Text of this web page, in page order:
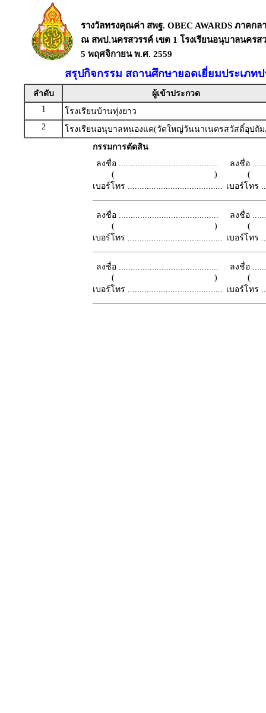
รางวัลทรงคุณค่า สพฐ. OBEC AWARDS ภาคก
ณ สพป.นครสวรรค์ เขต 1 โรงเรียนอนุบาลนคร
5 พฤศจิกายน พ.ศ. 2559
สรุปกิจกรรม สถานศึกษายอดเยี่ยมประเภ
ลำดับ
ผู้เข้าประกวด
1
โรงเรียนบ้านทุ่งยาว
2
โรงเรียนอนุบาลหนองแค(วัดใหญ่วันนาเนตรสวัสดิ์อุปถั
กรรมการตัดสิน
ลงชื่อ ..........................................
( )
เบอร์โทร ........................................
ลงชื่อ
เบอร์โทร
ลงชื่อ ..........................................
( )
เบอร์โทร ........................................
ลงชื่อ
เบอร์โทร
ลงชื่อ ..........................................
( )
เบอร์โทร ........................................
ลงชื่อ
เบอร์โทร